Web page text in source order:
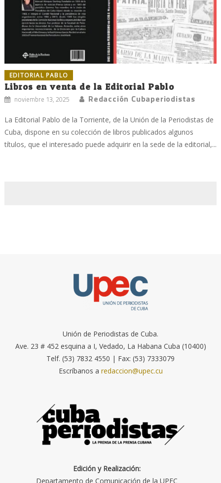
EDITORIAL PABLO
Libros en venta de la Editorial Pablo
noviembre 13, 2025 Redacción Cubaperiodistas
La Editorial Pablo de la Torriente, de la Unión de la Periodistas de
Cuba, dispone en su colección de libros publicados algunos
títulos, que el interesado puede adquirir en la sede de la editorial,...
Unión de Periodistas de Cuba.
Ave. 23 # 452 esquina a I, Vedado, La Habana Cuba (10400)
Telf. (53) 7832 4550 | Fax: (53) 7333079
Escríbanos a redaccion@upec.cu
Edición y Realización:
Departamento de Comunicación de la UPEC